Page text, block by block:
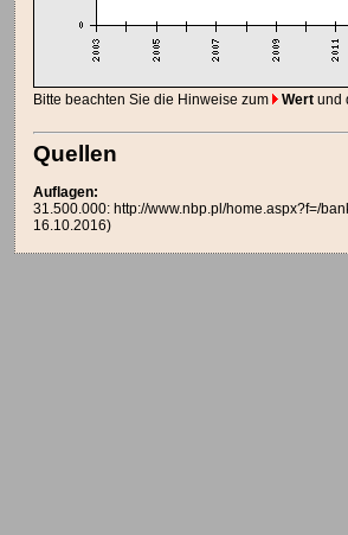
Bitte beachten Sie die Hinweise zum Wert und
Quellen
Auflagen:
31.500.000: http://www.nbp.pl/home.aspx?f=/
16.10.2016)